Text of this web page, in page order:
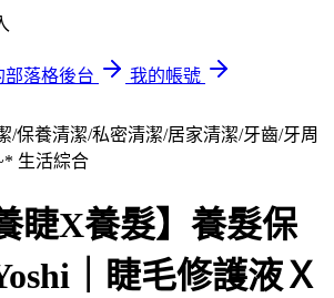
部落格後台
我的帳號
/保養清潔/私密清潔/居家清潔/牙齒/牙周
生活綜合
睫X養髮】養髮保
｜睫毛修護液Ｘ